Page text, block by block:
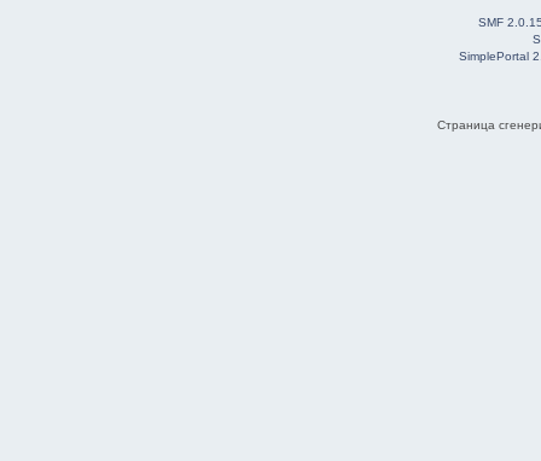
SMF
SimplePortal
Страница